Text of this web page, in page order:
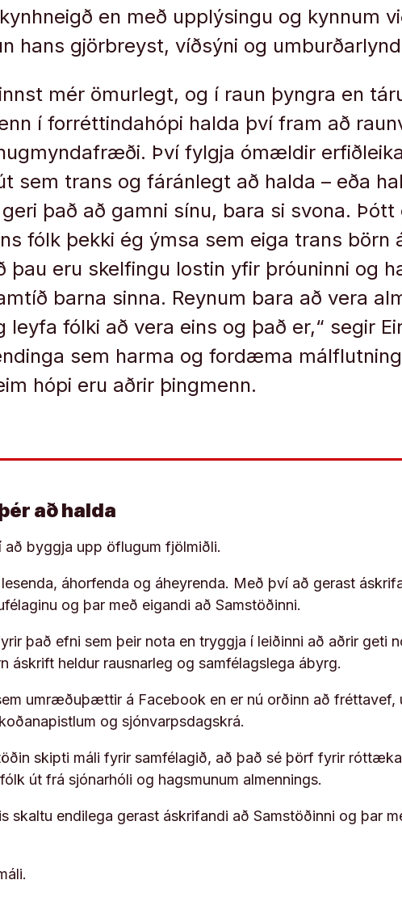
en með upplýsingu og kynnum
hans gjörbreyst, víðsýni og
mér ömurlegt, og í raun þyngra en
í forréttindahópi halda því fram að
Því fylgja ómældir
sem trans og fáránlegt að halda – eða
það að gamni sínu, bara si svona. Þótt
fólk þekki ég ýmsa sem eiga trans börn
þau eru skelfingu lostin yfir þróuninni og
barna sinna. Reynum bara að vera
leyfa fólki að vera eins og það er,“ segir
sem harma og fordæma
hópi eru aðrir þingmenn.
að halda
byggja upp öflugum fjölmiðli.
áhorfenda og áheyrenda. Með því að gerast
og þar með eigandi að Samstöðinni.
það efni sem þeir nota en tryggja í leiðinni að aðrir geti
áskrift heldur rausnarleg og samfélagslega ábyrg.
umræðuþættir á Facebook en er nú orðinn að fréttavef,
og sjónvarpsdagskrá.
skipti máli fyrir samfélagið, að það sé þörf fyrir
út frá sjónarhóli og hagsmunum almennings.
skaltu endilega gerast áskrifandi að Samstöðinni og þar